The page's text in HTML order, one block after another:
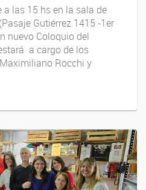
a las 15 hs en la sala de
Gutiérrez 1415 -1er
nuevo Coloquio del
a cargo de los
Rocchi y